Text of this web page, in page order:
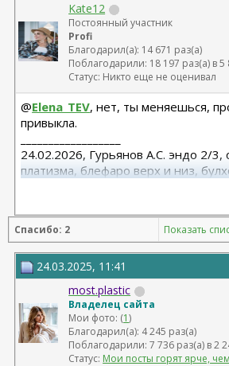
Kate12
Постоянный участник
Profi
Благодарил(а): 14 671 раз(а)
Поблагодарили: 18 197 раз(а) в
Статус: Никто еще не оценивал
@Elena_TEV, нет, ты меняешься,
привыкла.
24.02.2026, Гурьянов А.С. эндо 2/3,
платизма, блефаро верх и низ,
08.2015, allergan 240, 255.
(молодости и красоты)
Спасибо: 2 Показать
24.03.2025, 11:41
most.plastic
Владелец сайта
Мои фото: (1)
Благодарил(а): 4 245 раз(а)
Поблагодарили: 7 736 раз(а) в 2
Статус: Мои посты горят ярче,